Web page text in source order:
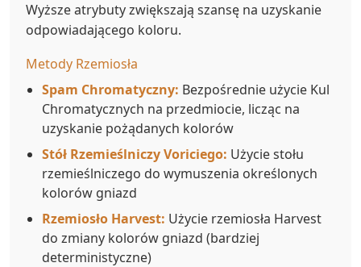
Wyższe atrybuty zwiększają szansę na uzyskanie
odpowiadającego koloru.
Metody Rzemiosła
Spam Chromatyczny: Bezpośrednie użycie Kul
Chromatycznych na przedmiocie, licząc na
uzyskanie pożądanych kolorów
Stół Rzemieślniczy Voriciego: Użycie stołu
rzemieślniczego do wymuszenia określonych
kolorów gniazd
Rzemiosło Harvest: Użycie rzemiosła Harvest
do zmiany kolorów gniazd (bardziej
deterministyczne)